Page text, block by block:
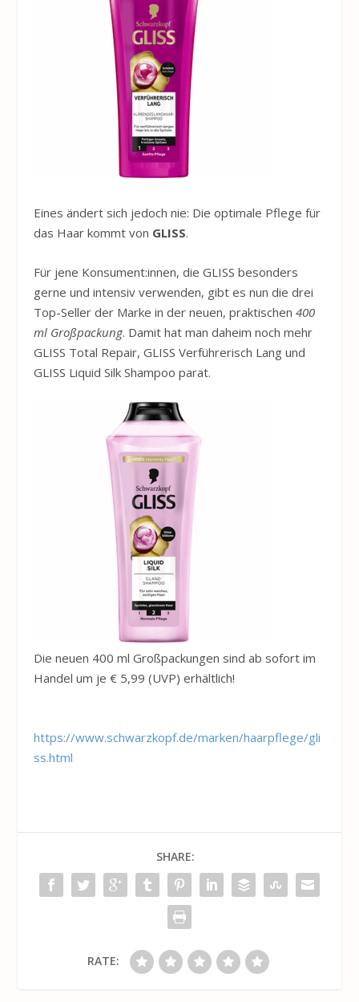
Eines ändert sich jedoch nie: Die optimale Pflege für
das Haar kommt von GLISS.
Für jene Konsument:innen, die GLISS besonders
gerne und intensiv verwenden, gibt es nun die drei
Top-Seller der Marke in der neuen, praktischen400
ml Großpackung. Damit hat man daheim noch mehr
GLISS Total Repair, GLISS Verführerisch Lang und
GLISS Liquid Silk Shampoo parat.
Die neuen 400 ml Großpackungen sind ab sofort im
Handel um je € 5,99 (UVP) erhältlich!
https://www.schwarzkopf.de/marken/haarpflege/gli
ss.html
SHARE:
RATE: